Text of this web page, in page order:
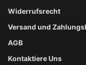
Widerrufsrecht
Versand und
AGB
Kontaktiere Uns